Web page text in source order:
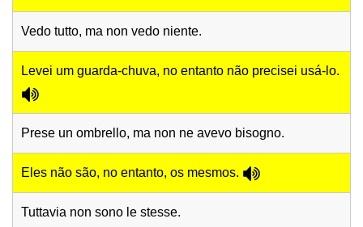
Vedo tutto, ma non vedo niente.
Levei um guarda-chuva, no entanto não precisei usá-lo.
Prese un ombrello, ma non ne avevo bisogno.
Eles não são, no entanto, os mesmos.
Tuttavia non sono le stesse.